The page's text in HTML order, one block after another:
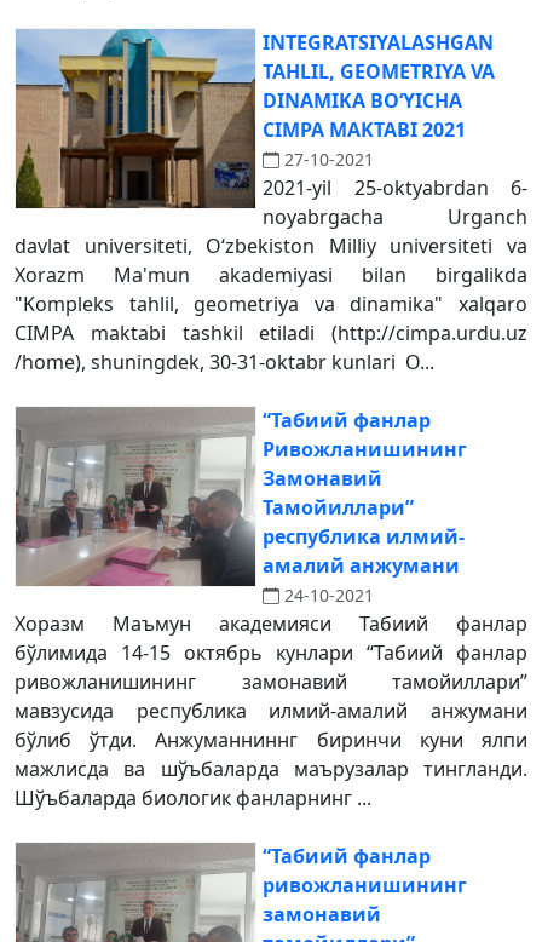
INTEGRATSIYALASHGAN
TAHLIL, GEOMETRIYA VA
DINAMIKA BO‘YICHA
CIMPA MAKTABI 2021
27-10-2021
2021-yil 25-oktyabrdan 6-
noyabrgacha Urganch
davlat universiteti, O‘zbekiston Milliy universiteti va
Xorazm Ma'mun akademiyasi bilan birgalikda
"Kompleks tahlil, geometriya va dinamika" xalqaro
CIMPA maktabi tashkil etiladi (http://cimpa.urdu.uz
/home), shuningdek, 30-31-oktabr kunlari O...
“Табиий фанлар
Ривожланишининг
Замонавий
Тамойиллари”
республика илмий-
амалий анжумани
24-10-2021
Хоразм Маъмун академияси Табиий фанлар
бўлимида 14-15 октябрь кунлари “Табиий фанлар
ривожланишининг замонавий тамойиллари”
мавзусида республика илмий-амалий анжумани
бўлиб ўтди. Анжуманниннг биринчи куни ялпи
мажлисда ва шўъбаларда маърузалар тингланди.
Шўъбаларда биологик фанларнинг ...
“Табиий фанлар
ривожланишининг
замонавий